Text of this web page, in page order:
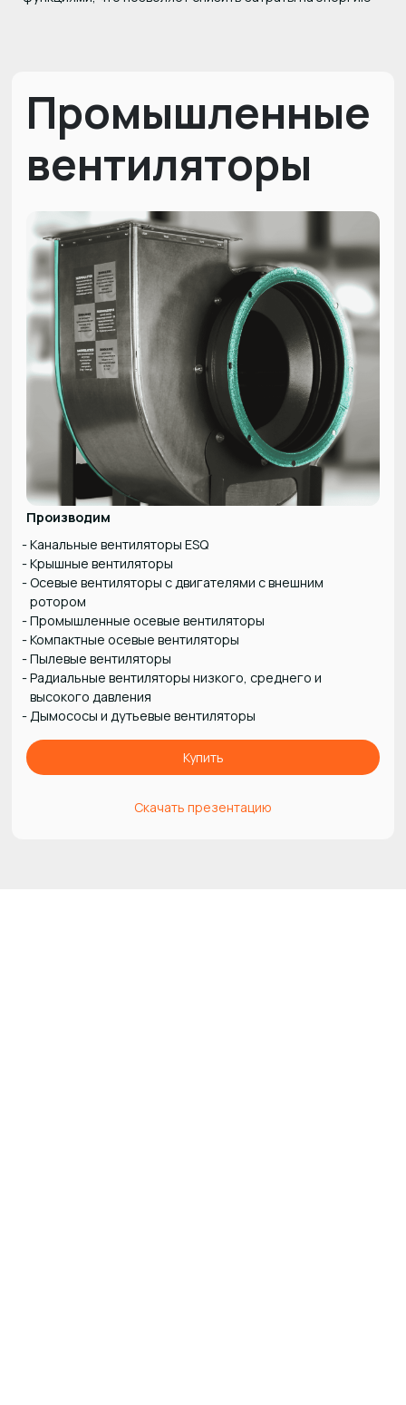
Промышленные
вентиляторы
Производим
Канальные вентиляторы ESQ
Крышные вентиляторы
Осевые вентиляторы с двигателями с внешним
ротором
Промышленные осевые вентиляторы
Компактные осевые вентиляторы
Пылевые вентиляторы
Радиальные вентиляторы низкого, среднего и
высокого давления
Дымососы и дутьевые вентиляторы
Купить
Скачать презентацию